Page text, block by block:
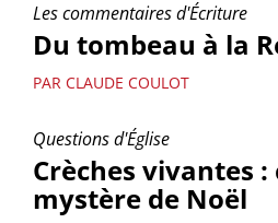
Les commentaires d'Écriture
Du tombeau à la
PAR CLAUDE COULOT
Questions d'Église
Crèches vivantes
mystère de Noël